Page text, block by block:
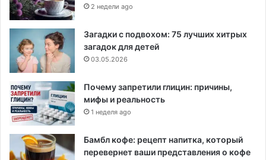
2 недели ago
Загадки с подвохом: 75 лучших хитрых
загадок для детей
03.05.2026
Почему запретили глицин: причины,
мифы и реальность
1 неделя ago
Бамбл кофе: рецепт напитка, который
перевернет ваши представления о кофе